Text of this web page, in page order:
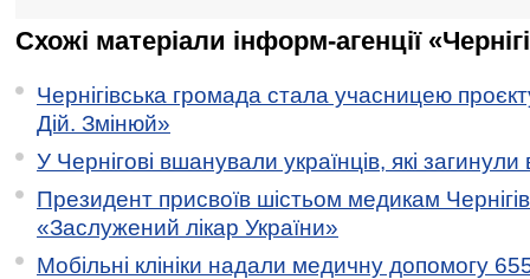
Схожі матеріали інформ-агенції
Чернігівська громада стала учасницею
Дій. Змінюй»
У Чернігові вшанували українців, які загинули
Президент присвоїв шістьом медикам
«Заслужений лікар України»
Мобільні клініки надали медичну допомогу